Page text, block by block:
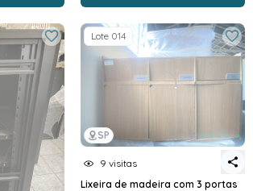
SP
Lote 014
9 visitas
Lixeira de madeira com 3 portas